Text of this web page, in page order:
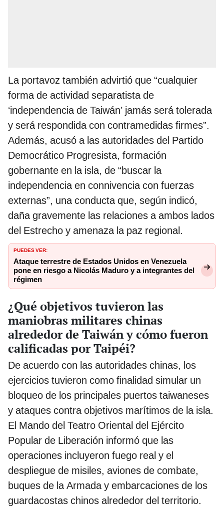
La portavoz también advirtió que “cualquier
forma de actividad separatista de
‘independencia de Taiwán’ jamás será tolerada
y será respondida con contramedidas firmes”.
Además, acusó a las autoridades del Partido
Democrático Progresista, formación
gobernante en la isla, de “buscar la
independencia en connivencia con fuerzas
externas”, una conducta que, según indicó,
daña gravemente las relaciones a ambos lados
del Estrecho y amenaza la paz regional.
PUEDES VER:
Ataque terrestre de Estados Unidos en Venezuela
pone en riesgo a Nicolás Maduro y a integrantes del
régimen
¿Qué objetivos tuvieron las
maniobras militares chinas
alrededor de Taiwán y cómo fueron
calificadas por Taipéi?
De acuerdo con las autoridades chinas, los
ejercicios tuvieron como finalidad simular un
bloqueo de los principales puertos taiwaneses
y ataques contra objetivos marítimos de la isla.
El Mando del Teatro Oriental del Ejército
Popular de Liberación informó que las
operaciones incluyeron fuego real y el
despliegue de misiles, aviones de combate,
buques de la Armada y embarcaciones de los
guardacostas chinos alrededor del territorio.